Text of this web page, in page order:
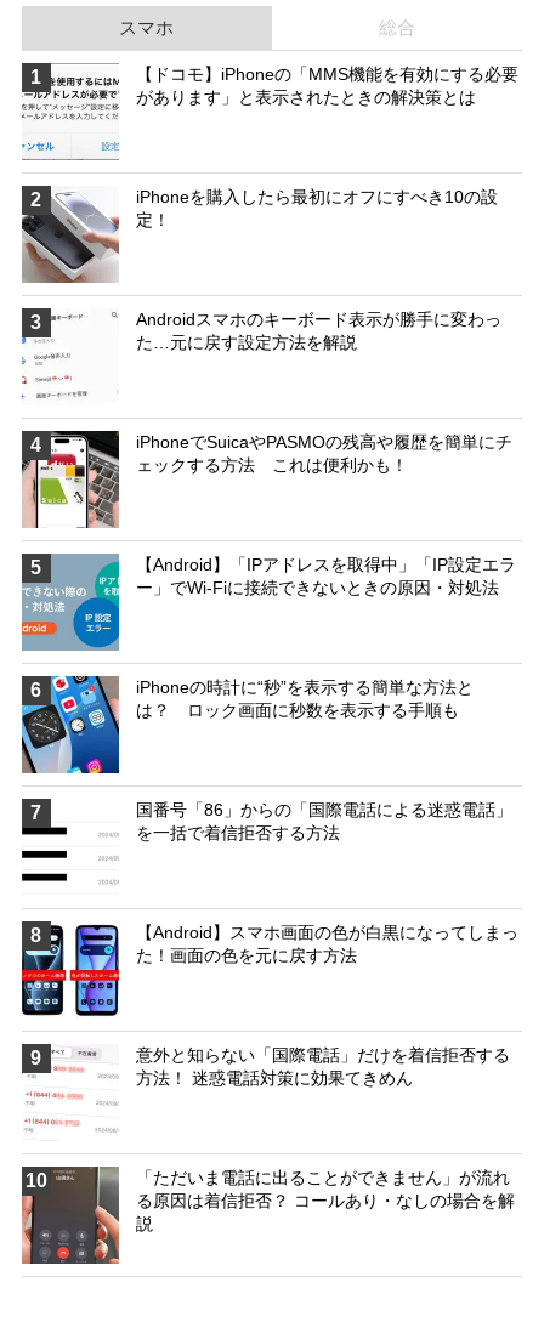
スマホ 総合
1
【ドコモ】iPhoneの「MMS機能を有効にする必要
があります」と表示されたときの解決策とは
2
iPhoneを購入したら最初にオフにすべき10の設
定！
3
Androidスマホのキーボード表示が勝手に変わっ
た…元に戻す設定方法を解説
4
iPhoneでSuicaやPASMOの残高や履歴を簡単にチ
ェックする方法 これは便利かも！
5
【Android】「IPアドレスを取得中」「IP設定エラ
ー」でWi-Fiに接続できないときの原因・対処法
6
iPhoneの時計に“秒”を表示する簡単な方法と
は？ ロック画面に秒数を表示する手順も
7
国番号「86」からの「国際電話による迷惑電話」
を一括で着信拒否する方法
8
【Android】スマホ画面の色が白黒になってしまっ
た！画面の色を元に戻す方法
9
意外と知らない「国際電話」だけを着信拒否する
方法！ 迷惑電話対策に効果てきめん
10
「ただいま電話に出ることができません」が流れ
る原因は着信拒否？ コールあり・なしの場合を解
説